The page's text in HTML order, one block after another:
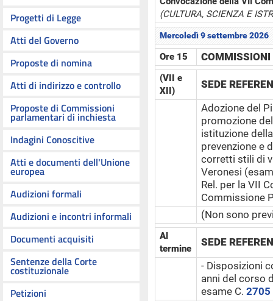
Progetti di Legge
Atti del Governo
Proposte di nomina
Atti di indirizzo e controllo
Proposte di Commissioni
parlamentari di inchiesta
Indagini Conoscitive
Atti e documenti dell'Unione
europea
Audizioni formali
Audizioni e incontri informali
Documenti acquisiti
Sentenze della Corte
costituzionale
Petizioni
(CULTURA, SCIENZA E
Mercoledì 9 settembre 2026
Ore 15 COMMISSIONI
(VII e
XII)
SEDE
Adozione del
promozione
istituzione
prevenzione e
corretti stili di
Veronesi
Rel. per la VII
Commissione
(Non sono
Al
termine
SEDE
- Disposizioni
anni del corso
esame C. 2705